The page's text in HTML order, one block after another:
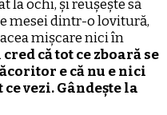
la ochi, și reușește să
mesei dintr-o lovitură,
mișcare nici în
că tot ce zboară se
e că nu e nici
vezi. Gândește la